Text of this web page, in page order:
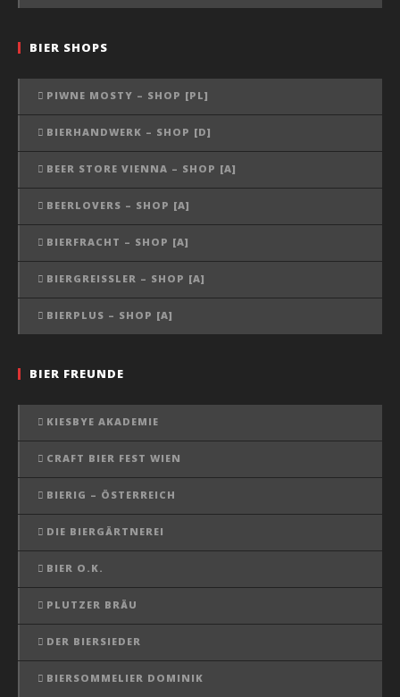
BIER SHOPS
PIWNE MOSTY – SHOP [PL]
BIERHANDWERK – SHOP [D]
BEER STORE VIENNA – SHOP [A]
BEERLOVERS – SHOP [A]
BIERFRACHT – SHOP [A]
BIERGREISSLER – SHOP [A]
BIERPLUS – SHOP [A]
BIER FREUNDE
KIESBYE AKADEMIE
CRAFT BIER FEST WIEN
BIERIG – ÖSTERREICH
DIE BIERGÄRTNEREI
BIER O.K.
PLUTZER BRÄU
DER BIERSIEDER
BIERSOMMELIER DOMINIK